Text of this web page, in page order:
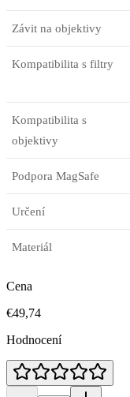
Závit na objektivy
Kompatibilita s filtry
Kompatibilita s
objektivy
Podpora MagSafe
Určení
Materiál
Cena
€49,74
Hodnocení